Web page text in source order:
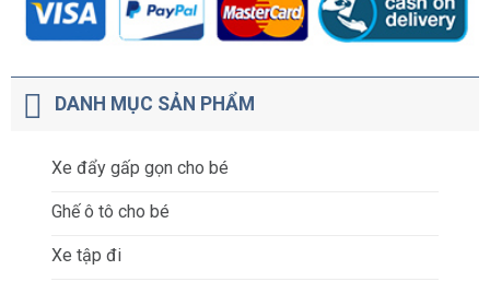
DANH MỤC SẢN PHẨM
Xe đẩy gấp gọn cho bé
Ghế ô tô cho bé
Xe tập đi